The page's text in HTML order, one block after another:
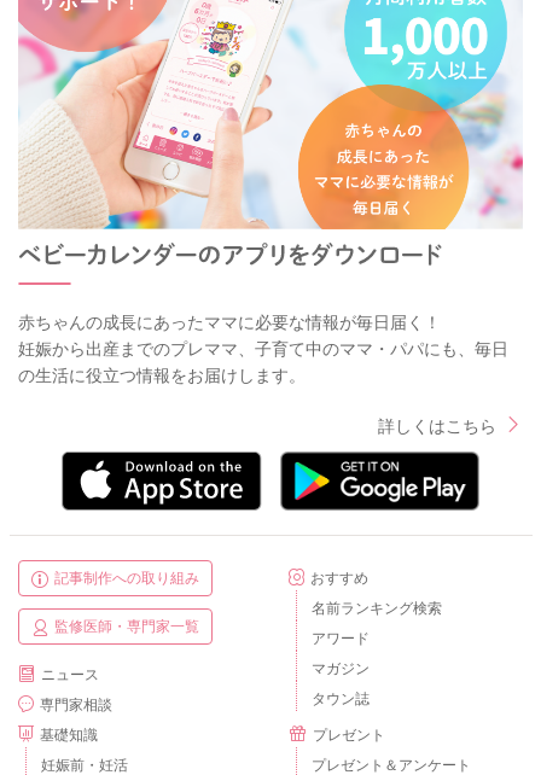
赤ちゃんの成長にあったママに必要な情報が毎日届く！
妊娠から出産までのプレママ、子育て中のママ・パパにも、毎日
の生活に役立つ情報をお届けします。
詳しくはこちら
記事制作への取り組み
監修医師・専門家一覧
ニュース
専門家相談
基礎知識
妊娠前・妊活
おすすめ
名前ランキング検索
アワード
マガジン
タウン誌
プレゼント
プレゼント＆アンケート